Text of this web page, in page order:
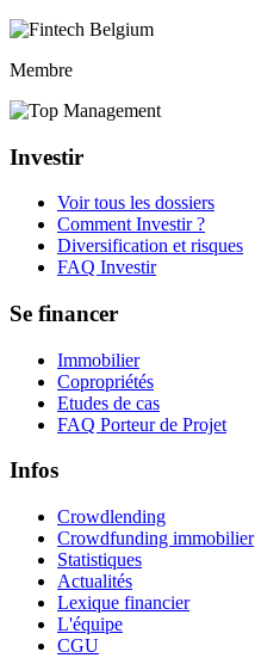
Membre
Investir
Voir tous les dossiers
Comment Investir ?
Diversification et risques
FAQ Investir
Se financer
Immobilier
Copropriétés
Etudes de cas
FAQ Porteur de Projet
Infos
Crowdlending
Crowdfunding immobilier
Statistiques
Actualités
Lexique financier
L'équipe
CGU